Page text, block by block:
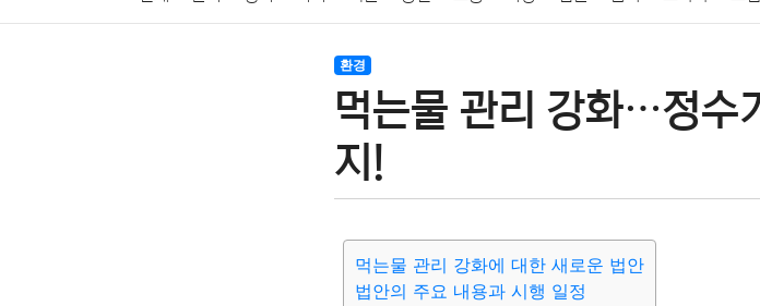
결혼 육아
기술 종교 사회 정치 건강 의료 의학 경제
환경
먹는물 관리 강화…정수
지!
먹는물 관리 강화에 대한 새로운 법안
법안의 주요 내용과 시행 일정